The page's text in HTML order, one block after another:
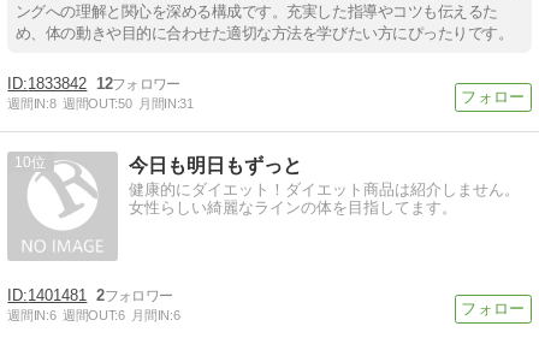
ングへの理解と関心を深める構成です。充実した指導やコツも伝えるた
め、体の動きや目的に合わせた適切な方法を学びたい方にぴったりです。
1833842 12
週間IN:8 週間OUT:50 月間IN:31
10 今日も明日もずっと
健康的にダイエット！ダイエット商品は紹介しません。
女性らしい綺麗なラインの体を目指してます。
1401481 2
週間IN:6 週間OUT:6 月間IN:6